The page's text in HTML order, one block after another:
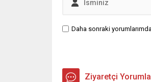
Daha sonraki
Ziyaretçi